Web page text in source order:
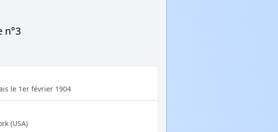
n°3
le 1er février 1904
(USA)